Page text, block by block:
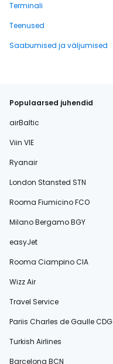
Terminali
Teenused
Saabumised ja väljumised
Populaarsed juhendid
airBaltic
Viin VIE
Ryanair
London Stansted STN
Rooma Fiumicino FCO
Milano Bergamo BGY
easyJet
Rooma Ciampino CIA
Wizz Air
Travel Service
Pariis Charles de Gaulle CDG
Turkish Airlines
Barcelona BCN